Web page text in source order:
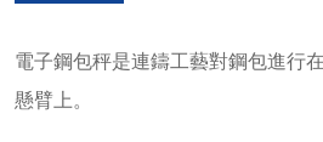
電子鋼包秤是連鑄工藝對鋼包進行
懸臂上。